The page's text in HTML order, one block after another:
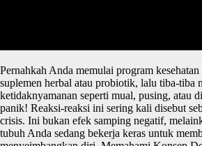
Pernahkah Anda memulai program
suplemen herbal atau probiotik, lalu tiba-tiba
ketidaknyamanan seperti mual, pusing, atau
panik! Reaksi-reaksi ini sering kali disebut
crisis. Ini bukan efek samping negatif,
tubuh Anda sedang bekerja keras untuk